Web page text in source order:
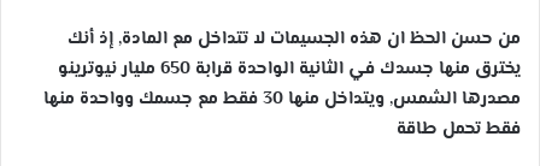
من حسن الحظ ان هذه الجسيمات لا تتداخل مع المادة, إذ أنك
يخترق منها جسدك في الثانية الواحدة قرابة 650 مليار نيوترينو
مصدرها الشمس, ويتداخل منها 30 فقط مع جسمك وواحدة منها
فقط تحمل طاقة